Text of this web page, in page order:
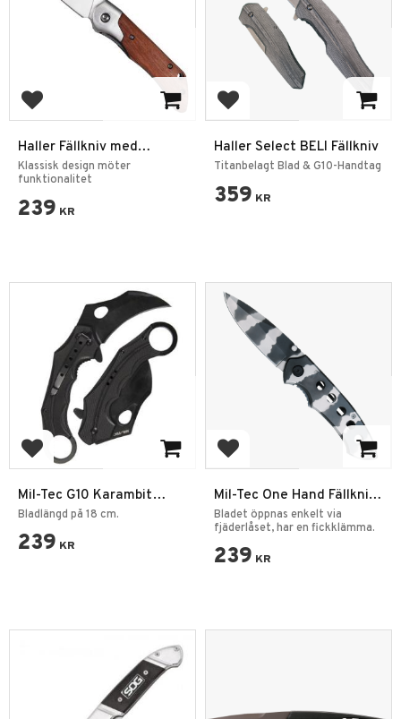
Add to favorites
Haller Fällkniv med
Trähandtag – Linerlock &
Clip
Klassisk design möter
funktionalitet
239 KR
Add to favorites
Haller Select BELI Fällkniv
Titanbelagt Blad & G10-Handtag
359 KR
Add to favorites
Mil-Tec G10 Karambit
Fällkniv
Bladlängd på 18 cm.
239 KR
Add to favorites
Mil-Tec One Hand Fällkniv
Camo
Bladet öppnas enkelt via
fjäderlåset, har en fickklämma.
239 KR